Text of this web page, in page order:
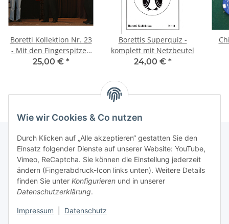
Wie wir Cookies & Co nutzen
Durch Klicken auf „Alle akzeptieren“ gestatten Sie den
Einsatz folgender Dienste auf unserer Website: YouTube,
Vimeo, ReCaptcha. Sie können die Einstellung jederzeit
ändern (Fingerabdruck-Icon links unten). Weitere Details
finden Sie unter Konfigurieren und in unserer
Datenschutzerklärung.
Impressum Datenschutz
Boretti Kollektion Nr. 23
- Mit den Fingerspitzen
sehen
25,00 € *
Borettis Superquiz -
komplett mit Netzbeutel
24,00 € *
Informationen
Gesetzliche Informationen